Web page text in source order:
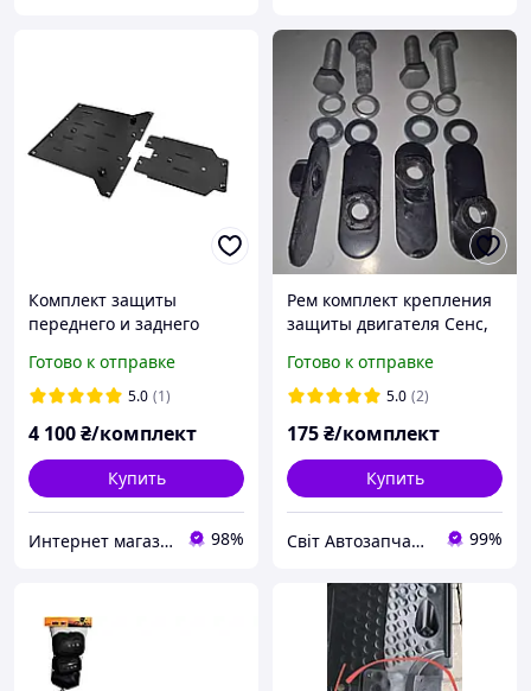
Комплект защиты
переднего и заднего
/ Tesla Model 3 (2018
2024), сталь 2 мм, ЩИТ,
Готово к отправке
5.0 (1)
4 100₴/комплект
Купить
Интернет магазин "AvtoSfera" 98%
Рем комплект крепления
защиты двигателя Сенс,
Нексия, Лачетти
Готово к отправке
5.0 (2)
175₴/комплект
Купить
Світ Автозапчастин 99%